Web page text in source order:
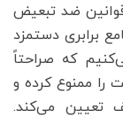
ضد تبعیض
برابری دستمزد
که صراحتاً
ممنوع کرده و
تعیین می‌کند.